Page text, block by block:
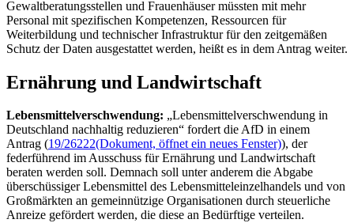
Gewaltberatungsstellen und Frauenhäuser müssten mit mehr
Personal mit spezifischen Kompetenzen, Ressourcen für
Weiterbildung und technischer Infrastruktur für den zeitgemäßen
Schutz der Daten ausgestattet werden, heißt es in dem Antrag weiter.
Ernährung und Landwirtschaft
Lebensmittelverschwendung: „Lebensmittelverschwendung in
Deutschland nachhaltig reduzieren“ fordert die AfD in einem
Antrag (19/26222(Dokument, öffnet ein neues Fenster)), der
federführend im Ausschuss für Ernährung und Landwirtschaft
beraten werden soll. Demnach soll unter anderem die Abgabe
überschüssiger Lebensmittel des Lebensmitteleinzelhandels und von
Großmärkten an gemeinnützige Organisationen durch steuerliche
Anreize gefördert werden, die diese an Bedürftige verteilen.